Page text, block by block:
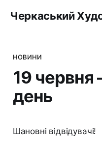
Черкаський
НОВИНИ
19 червня
день
Шановні відвідувачі!